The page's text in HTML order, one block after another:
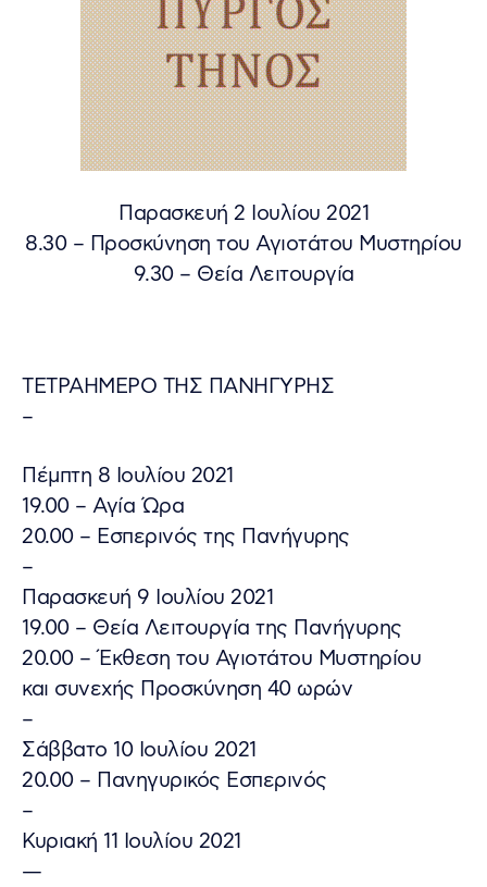
Παρασκευή 2 Ιουλίου 2021
8.30 – Προσκύνηση του Αγιοτάτου Μυστηρίου
9.30 – Θεία Λειτουργία
ΤΕΤΡΑΗΜΕΡΟ ΤΗΣ ΠΑΝΗΓΥΡΗΣ
–
Πέμπτη 8 Ιουλίου 2021
19.00 – Αγία Ώρα
20.00 – Εσπερινός της Πανήγυρης
–
Παρασκευή 9 Ιουλίου 2021
19.00 – Θεία Λειτουργία της Πανήγυρης
20.00 – Έκθεση του Αγιοτάτου Μυστηρίου
και συνεχής Προσκύνηση 40 ωρών
–
Σάββατο 10 Ιουλίου 2021
20.00 – Πανηγυρικός Εσπερινός
–
Κυριακή 11 Ιουλίου 2021
—